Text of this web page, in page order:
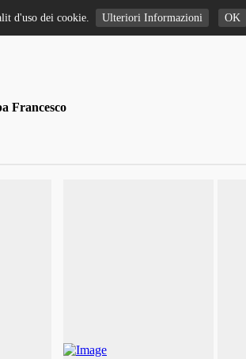
Francesco
d'uso dei cookie. Ulteriori Informazioni OK